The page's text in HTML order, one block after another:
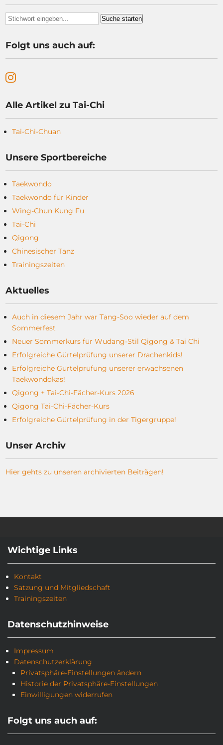
Folgt uns auch auf:
Alle Artikel zu Tai-Chi
Tai-Chi-Chuan
Unsere Sportbereiche
Taekwondo
Taekwondo für Kinder
Wing-Chun Kung Fu
Tai-Chi
Qigong
Chinesischer Tanz
Trainingszeiten
Aktuelles
Auch in diesem Jahr war Tang-Soo wieder auf dem
Sommerfest
Neuer Sommerkurs für Wudang-Stil Qigong & Tai Chi
Erfolgreiche Gürtelprüfung unserer Drachenkids!
Erfolgreiche Gürtelprüfung unserer erwachsenen
Taekwondokas!
Qigong + Tai-Chi-Fächer-Kurs 2026
Qigong Tai-Chi-Fächer-Kurs
Erfolgreiche Gürtelprüfung in der Tigergruppe!
Unser Archiv
Hier gehts zu unseren archivierten Beiträgen!
Wichtige Links
Kontakt
Satzung und Mitgliedschaft
Trainingszeiten
Datenschutzhinweise
Impressum
Datenschutzerklärung
Privatsphäre-Einstellungen ändern
Historie der Privatsphäre-Einstellungen
Einwilligungen widerrufen
Folgt uns auch auf: